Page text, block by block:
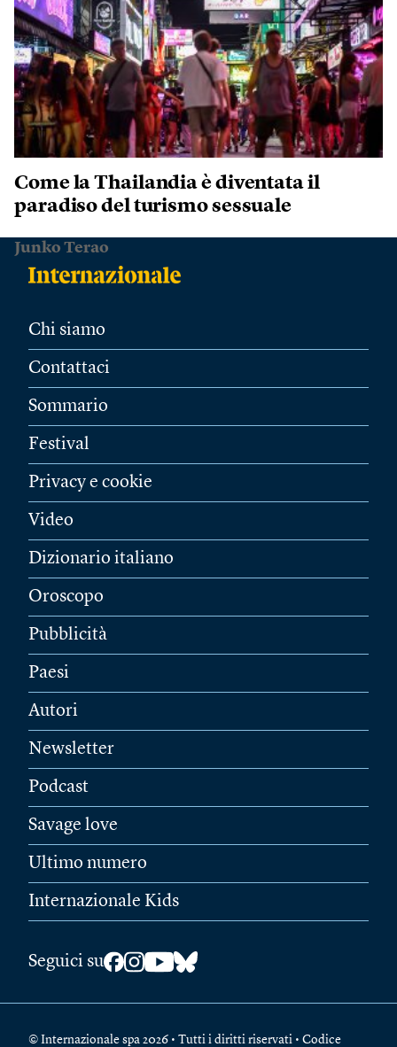
Come la Thailandia è diventata il
paradiso del turismo sessuale
Junko Terao
Chi siamo
Contattaci
Sommario
Festival
Privacy e cookie
Video
Dizionario italiano
Oroscopo
Pubblicità
Paesi
Autori
Newsletter
Podcast
Savage love
Ultimo numero
Internazionale Kids
Seguici su
© Internazionale spa 2026 • Tutti i diritti riservati • Codice